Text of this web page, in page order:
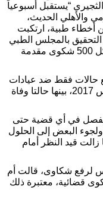
“يستقبل أسبوعياً
والأهلي الحديث،
أخطاء طبية، ارتكبت
التحقيق بالمجلس الطبي
محمد الوادعي، شكوى واحدة ضدها، في كل 500 شكوى مقدمة
حالات فقط ضد عيادات
الحقن منذ العام 2014 وحتى شهر أغسطس 2017، بينها حالتا وفاة
يفصل في أي قضية حتى
ولجوء البعض إلى الحلول
زالت قيد النظر أمام
لرفع شكاوى، قالت أم
قضائية، معتبرة ذلك